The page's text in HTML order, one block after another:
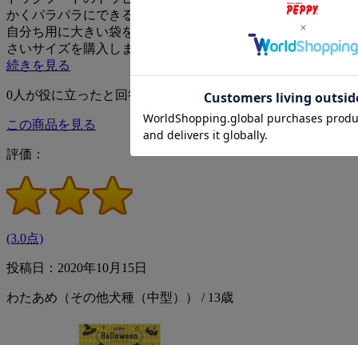
かくパラパラにできるので与えやすいです。
自分ち用に大きい袋を、最近ワンコと暮らし始めた知人に小
さいサイズを購入しました。気に入っても…
続きを見る
0人が役に立ったと回答
この商品を見る
評価：
(3.0点)
投稿日：2020年10月15日
わたあめ（その他犬種（中型）） / 13歳